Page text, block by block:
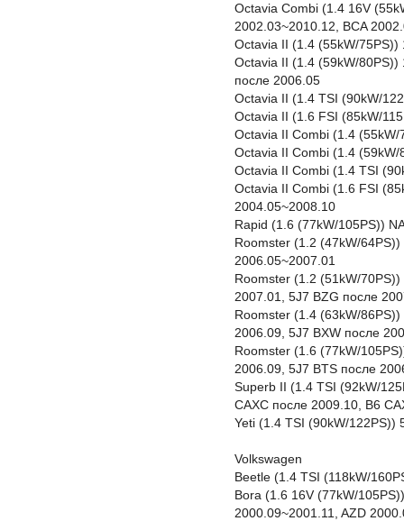
Octavia Combi (1.4 16V
2002.03~2010.12, BCA
Octavia II (1.4 (55kW/
Octavia II (1.4 (59kW/80PS))
после 2006.05
Octavia II (1.4 TSI (90kW/
Octavia II (1.6 FSI (85kW/
Octavia II Combi (1.4
Octavia II Combi (1.4
Octavia II Combi (1.4 TSI
Octavia II Combi (1.6 FSI
2004.05~2008.10
Rapid (1.6 (77kW/105PS))
Roomster (1.2 (47kW/
2006.05~2007.01
Roomster (1.2 (51kW/
2007.01, 5J7 BZG после
Roomster (1.4 (63kW/
2006.09, 5J7 BXW после
Roomster (1.6 (77kW/
2006.09, 5J7 BTS после
Superb II (1.4 TSI (92kW/
CAXC после 2009.10, B6
Yeti (1.4 TSI (90kW/122PS))
Volkswagen
Beetle (1.4 TSI (118kW/
Bora (1.6 16V (77kW/
2000.09~2001.11, AZD